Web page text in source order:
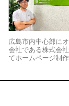
広島市内中心部に
会社である株式会
てホームページ制